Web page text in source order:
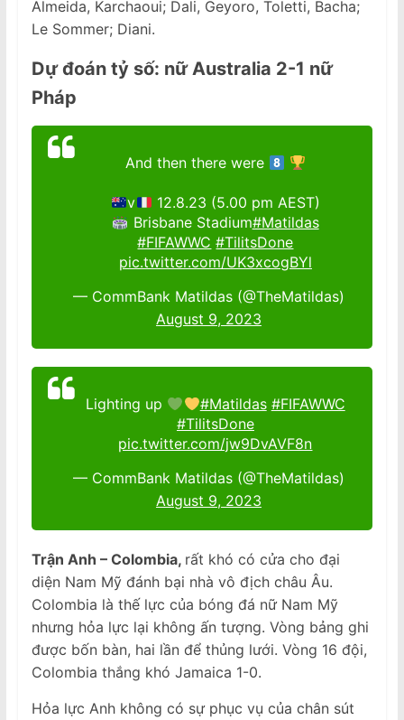
Almeida, Karchaoui; Dali, Geyoro, Toletti, Bacha;
Le Sommer; Diani.
Dự đoán tỷ số: nữ Australia 2-1 nữ
Pháp
And then there were
v
12.8.23 (5.00 pm AEST)
Brisbane Stadium#Matildas
#FIFAWWC #TilitsDone
pic.twitter.com/UK3xcogBYl
— CommBank Matildas (@TheMatildas)
August 9, 2023
Lighting up #Matildas #FIFAWWC
#TilitsDone
pic.twitter.com/jw9DvAVF8n
— CommBank Matildas (@TheMatildas)
August 9, 2023
Trận Anh – Colombia, rất khó có cửa cho đại
diện Nam Mỹ đánh bại nhà vô địch châu Âu.
Colombia là thế lực của bóng đá nữ Nam Mỹ
nhưng hỏa lực lại không ấn tượng. Vòng bảng ghi
được bốn bàn, hai lần để thủng lưới. Vòng 16 đội,
Colombia thắng khó Jamaica 1-0.
Hỏa lực Anh không có sự phục vụ của chân sút